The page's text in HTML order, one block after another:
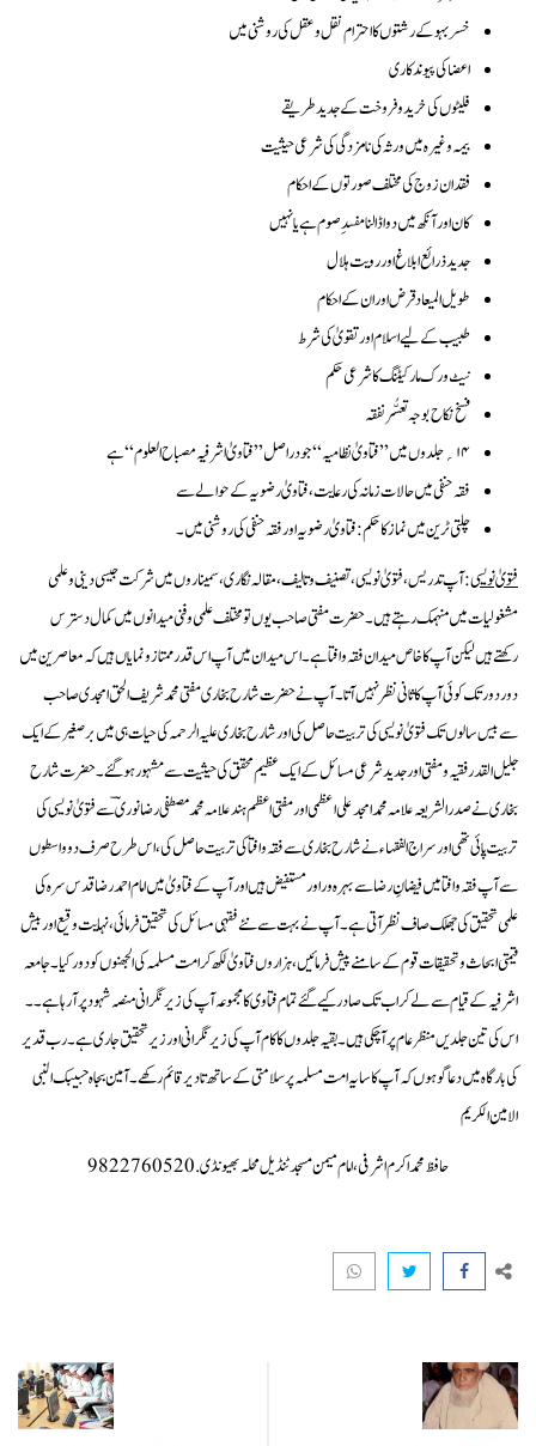
خسر بہو کے رشتوں کا احترام نقل وعقل کی روشنی میں
اعضاکی پیوند کاری
فلیٹوں کی خریدوفروخت کے جدید طریقے
بیمہ وغیرہ میں ورثہ کی نامزدگی کی شرعی حیثیت
فقدان زوج کی مختلف صورتوں کے احکام
کان اورآنکھ میں دواڈالنامفسدِ صوم ہے یانہیں
جدیدذرائع ابلاغ اور رویت ہلال
طویل المیعاد قرض اور ان کے احکام
طبیب کے لیے اسلام اور تقویٰ کی شرط
نیٹ ورک مارکیٹنگ کاشرعی حکم
فسخ نکاح بوجہ تعسُّر نفقہ
۱۴؍جلدوں میں ’’فتاویٰ نظامیہ‘‘جو دراصل ’’فتاویٰ اشرفیہ مصباح العلوم‘‘ہے
فقہ حنفی میں حالات زمانہ کی رعایت ،فتاویٰ رضویہ کے حوالے سے
چلتی ٹرین میں نماز کاحکم :فتاویٰ رضویہ اور فقہ حنفی کی روشنی میں۔
فتویٰ نویسی:آپ تدریس،فتویٰ نویسی،تصنیف وتالیف،مقالہ نگاری، سمیناروں میں شرکت جیسی دینی وعلمی
مشغولیات میں منہمک رہتےہیں۔حضرت مفتی صاحب یوں تومختلف علمی وفنی میدانوں میں کمال دسترس
رکھتےہیں لیکن آپ کاخاص میدان فقہ وافتاہے۔اس میدان میں آپ اس قدر ممتازونمایاں ہیں کہ معاصرین میں
دوردورتک کوئی آپ کاثانی نظر نہیں آتا۔آپ نےحضرت شارح بخاری مفتی محمد شریف الحق امجدی صاحب
سےبیس سالوں تک فتویٰ نویسی کی تربیت حاصل کی اور شارح بخاری علیہ الرحمہ کی حیات ہی میں برصغیر کے ایک
جلیل القدر فقیہ ومفتی اورجدیدشرعی مسائل کےایک عظیم محقق کی حیثیت سے مشہورہوگئے۔حضرت شارح
بخاری نے صدرالشریعہ علامہ محمد امجد علی اعظمی اور مفتی اعظم ہند علامہ محمد مصطفی رضا نوری ؔ سے فتویٰ نویسی کی
تربیت پائی تھی اور سراج الفقہاء نے شارح بخاری سے فقہ وافتا کی تربیت حاصل کی،اس طرح صرف دوواسطوں
سے آپ فقہ وافتا میں فیضانِ رضاسے بہرہ ور اور مستفیض ہیں اور آپ کے فتاویٰ میں امام احمدرضا قدس سرہ کی
علمی تحقیق کی جھلک صاف نظرآتی ہے۔آپ نے بہت سے نئے فقہی مسائل کی تحقیق فرمائی،نہایت وقیع اور بیش
قیمتی ابحاث و تحقیقات قوم کےسامنے پیش فرمائیں،ہزاروں فتاویٰ لکھ کرامت مسلمہ کی الجھنوں کو دور کیا ۔جامعہ
اشرفیہ کے قیام سے لے کر اب تک صادر کیے گئے تمام فتاوی کا مجموعہ آپ کی زیر نگرانی منصہ شہود پر آ رہا ہے ۔۔
اس کی تین جلدیں منظر عام پر آ چکی ہیں ۔بقیہ جلدوں کا کام آپ کی زیر نگرانی اور زیرتحقیق جاری ہے۔رب قدیر
کی بارگاہ میں دعا گو ہوں کہ آپ کا سایہ امت مسلمہ پر سلامتی کے ساتھ تادیر قائم رکھے ۔آمین بجاہ حبیبک النبی
الامین الکریم
حافظ محمد اکرم اشرفی، امام میمن مسجد ٹنڈیل محلہ بھیونڈی. 9822760520